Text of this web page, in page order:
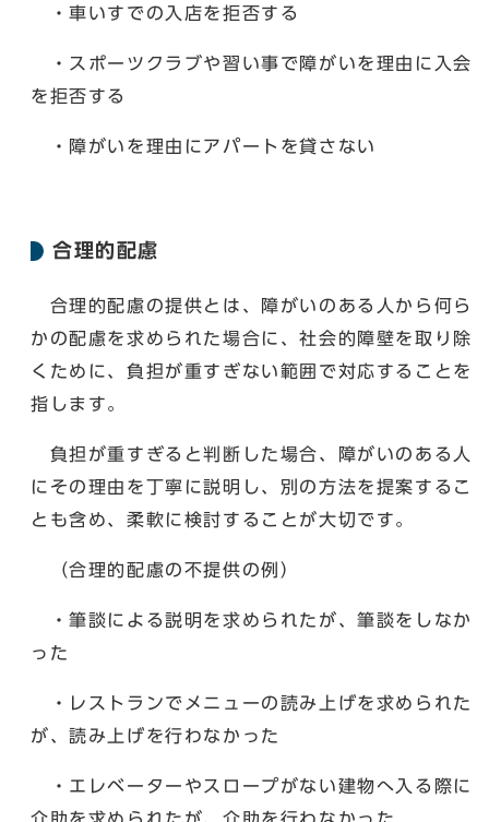
・車いすでの入店を拒否する
・スポーツクラブや習い事で障がいを理由に入会
を拒否する
・障がいを理由にアパートを貸さない
合理的配慮
合理的配慮の提供とは、障がいのある人から何ら
かの配慮を求められた場合に、社会的障壁を取り除
くために、負担が重すぎない範囲で対応することを
指します。
負担が重すぎると判断した場合、障がいのある人
にその理由を丁寧に説明し、別の方法を提案するこ
とも含め、柔軟に検討することが大切です。
（合理的配慮の不提供の例）
・筆談による説明を求められたが、筆談をしなか
った
・レストランでメニューの読み上げを求められた
が、読み上げを行わなかった
・エレベーターやスロープがない建物へ入る際に